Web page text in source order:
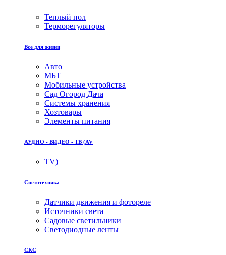
Теплый пол
Терморегуляторы
Все для жизни
Авто
МБТ
Мобильные устройства
Сад Огород Дача
Системы хранения
Хозтовары
Элементы питания
АУДИО - ВИДЕО - ТВ (AV
TV)
Светотехника
Датчики движения и фотореле
Источники света
Садовые светильники
Светодиодные ленты
СКС